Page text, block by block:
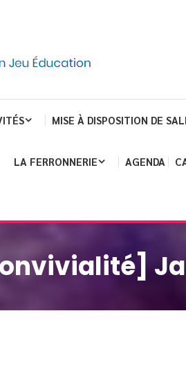
MISE À DISPOSITION DE
LA FERRONNERIE AGENDA